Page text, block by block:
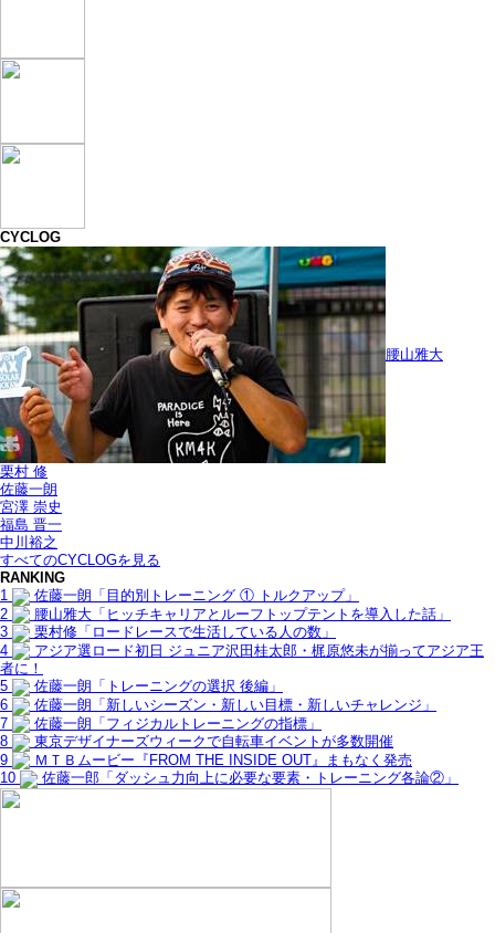
CYCLOG
腰山雅大
栗村 修
佐藤一朗
宮澤 崇史
福島 晋一
中川裕之
すべてのCYCLOGを見る
RANKING
1
佐藤一朗「目的別トレーニング ① トルクアップ」
2
腰山雅大「ヒッチキャリアとルーフトップテントを導入した話」
3
栗村修「ロードレースで生活している人の数」
4
アジア選ロード初日 ジュニア沢田桂太郎・梶原悠未が揃ってアジア王
者に！
5
佐藤一朗「トレーニングの選択 後編」
6
佐藤一朗「新しいシーズン・新しい目標・新しいチャレンジ」
7
佐藤一朗「フィジカルトレーニングの指標」
8
東京デザイナーズウィークで自転車イベントが多数開催
9
ＭＴＢムービー『FROM THE INSIDE OUT』まもなく発売
10
佐藤一郎「ダッシュ力向上に必要な要素・トレーニング各論②」